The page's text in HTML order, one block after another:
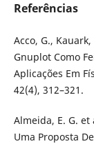
Referências
Acco, G.,
Gnuplot Como
Aplicações Em
42(4), 312–321.
Almeida, E. G. et
Uma Proposta